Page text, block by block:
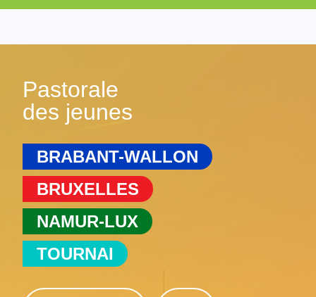
Pastorale
des jeunes
BRABANT-WALLON
BRUXELLES
NAMUR-LUX
TOURNAI